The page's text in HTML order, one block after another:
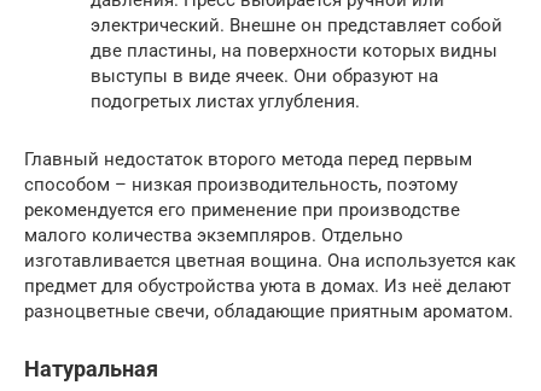
электрический. Внешне он представляет собой
две пластины, на поверхности которых видны
выступы в виде ячеек. Они образуют на
подогретых листах углубления.
Главный недостаток второго метода перед первым
способом – низкая производительность, поэтому
рекомендуется его применение при производстве
малого количества экземпляров. Отдельно
изготавливается цветная вощина. Она используется как
предмет для обустройства уюта в домах. Из неё делают
разноцветные свечи, обладающие приятным ароматом.
Натуральная